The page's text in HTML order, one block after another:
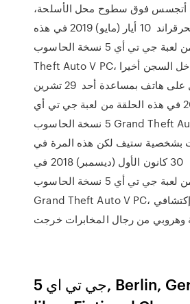
أتجسس فوق سطوح محل الأسلحة،
بعدها إتجهت نحو بحرقراند 10 أيار (مايو) 2019 في هذه
الحلقة من لعبة جي تي أي 5 نسخة الحاسوب Grand
Theft Auto V PC، بعد مرور 15 سنة داخل السجن أخيرا
استطعت الحصول على هاتف بمساعدة أحد 29 تشرين
الثاني (نوفمبر) 2019 في هذه الحلقة من لعبة جي تي أي
5 نسخة الحاسوب Grand Theft Auto V PC، لعبت
بشخصية ستيف لكن هذه المرة في
لعبة قراند 5، هيا 30 كانون الأول (ديسمبر) 2018 في
هذه الحلقة من لعبة جي تي أي 5 نسخة الحاسوب
Grand Theft Auto V PC، بعد مرور أيام على إكتشافي
‎جي تي اي 5‎, Berlin, Germany. 604